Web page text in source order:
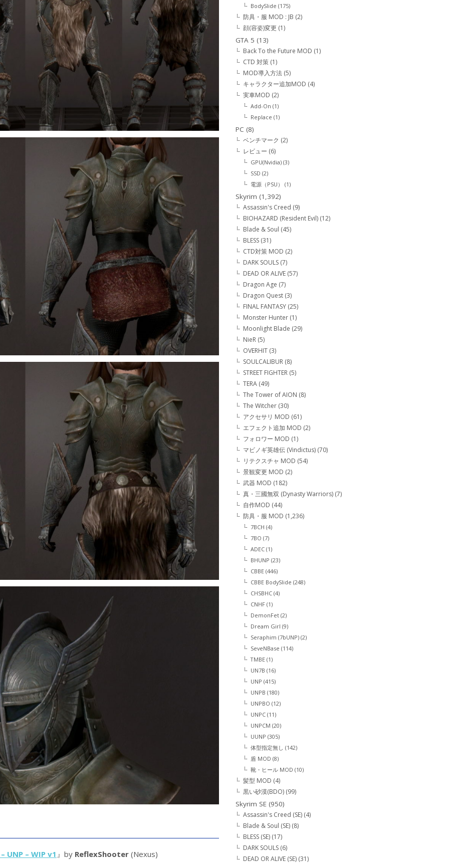
UNP – WIP v1 』by ReflexShooter (Nexus)
BodySlide (175)
防具・服 MOD : JB (2)
顔(容姿)変更 (1)
GTA 5 (13)
Back To the Future MOD (1)
CTD 対策 (1)
MOD導入方法 (5)
キャラクター追加MOD (4)
実車MOD (2)
Add-On (1)
Replace (1)
PC (8)
ベンチマーク (2)
レビュー (6)
GPU(Nvidia) (3)
SSD (2)
電源（PSU）
(1)
Skyrim (1,392)
Assassin's Creed (9)
BIOHAZARD (Resident Evil) (12)
Blade & Soul (45)
BLESS (31)
CTD対策 MOD (2)
DARK SOULS (7)
DEAD OR ALIVE (57)
Dragon Age (7)
Dragon Quest (3)
FINAL FANTASY (25)
Monster Hunter (1)
Moonlight Blade (29)
NieR (5)
OVERHIT (3)
SOULCALIBUR (8)
STREET FIGHTER (5)
TERA (49)
The Tower of AION (8)
The Witcher (30)
アクセサリ MOD (61)
エフェクト追加 MOD (2)
フォロワー MOD (1)
マビノギ英雄伝 (Vindictus) (70)
リテクスチャ MOD (54)
景観変更 MOD (2)
武器 MOD (182)
真・三國無双 (Dynasty Warriors) (7)
自作MOD (44)
防具・服 MOD (1,236)
7BCH (4)
7BO (7)
ADEC (1)
BHUNP (23)
CBBE (446)
CBBE BodySlide (248)
CHSBHC (4)
CNHF (1)
DemonFet (2)
Dream Girl (9)
Seraphim (7bUNP) (2)
SeveNBase (114)
TMBE (1)
UN7B (16)
UNP (415)
UNPB (180)
UNPBO (12)
UNPC (11)
UNPCM (20)
UUNP (305)
体型指定無し (142)
盾 MOD (8)
靴・ヒール MOD (10)
髪型 MOD (4)
黒い砂漠(BDO) (99)
Skyrim SE (950)
Assassin's Creed (SE) (4)
Blade & Soul (SE) (8)
BLESS (SE) (17)
DARK SOULS (6)
DEAD OR ALIVE (SE) (31)